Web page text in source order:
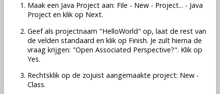
Maak een Java Project aan: File - New - Project... - Java
Project en klik op Next.
Geef als projectnaam "HelloWorld" op, laat de rest van
de velden standaard en klik op Finish. Je zult hierna de
vraag krijgen: "Open Associated Perspective?". Klik op
Yes.
Rechtsklik op de zojuist aangemaakte project: New -
Class.